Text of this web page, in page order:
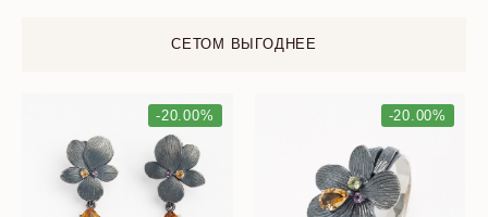
СЕТОМ ВЫГОДНЕЕ
-20.00% -20.00%